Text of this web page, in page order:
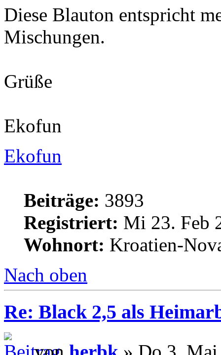
Diese Blauton entspricht
Mischungen.
Grüße
Ekofun
Ekofun
Beiträge: 3893
Registriert: Mi 23. Feb
Wohnort: Kroatien-
Nach oben
Re: Black 2,5 als